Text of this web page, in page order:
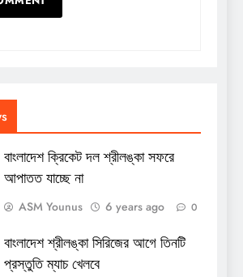
বাংলাদেশ ক্রিকেট দল শ্রীলঙ্কা সফরে
আপাতত যাচ্ছে না
ASM Younus 6 years ago 0
বাংলাদেশ শ্রীলঙ্কা সিরিজের আগে তিনটি
প্রস্তুতি ম্যাচ খেলবে